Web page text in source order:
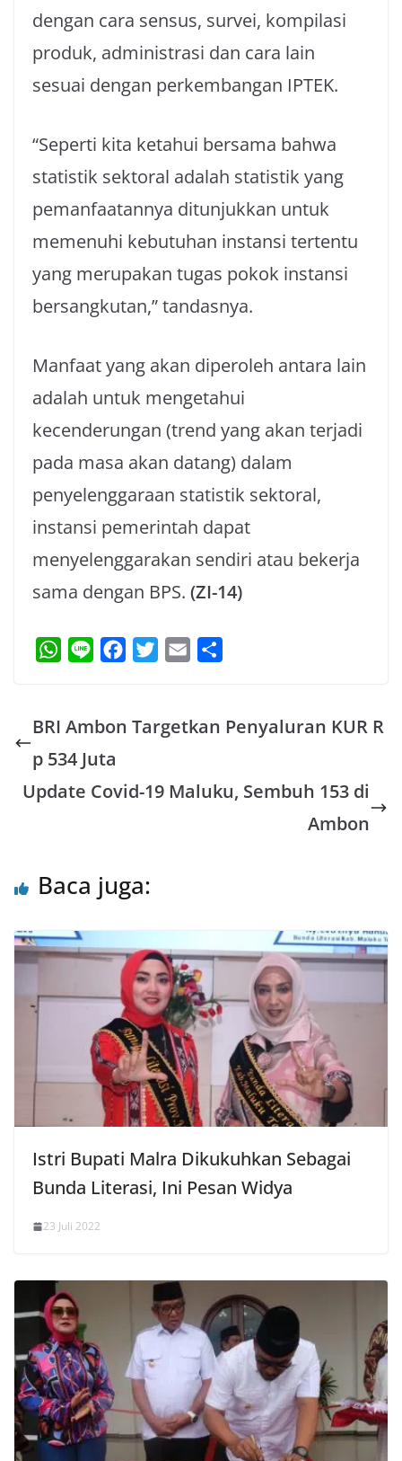
dengan cara sensus, survei, kompilasi
produk, administrasi dan cara lain
sesuai dengan perkembangan IPTEK.
“Seperti kita ketahui bersama bahwa
statistik sektoral adalah statistik yang
pemanfaatannya ditunjukkan untuk
memenuhi kebutuhan instansi tertentu
yang merupakan tugas pokok instansi
bersangkutan,” tandasnya.
Manfaat yang akan diperoleh antara lain
adalah untuk mengetahui
kecenderungan (trend yang akan terjadi
pada masa akan datang) dalam
penyelenggaraan statistik sektoral,
instansi pemerintah dapat
menyelenggarakan sendiri atau bekerja
sama dengan BPS. (ZI-14)
W
s
p
e
e
o
t
r
i
r
BRI Ambon Targetkan Penyaluran KUR R
p 534 Juta
Update Covid-19 Maluku, Sembuh 153 di
Ambon
Baca juga:
Istri Bupati Malra Dikukuhkan Sebagai
Bunda Literasi, Ini Pesan Widya
23 Juli 2022